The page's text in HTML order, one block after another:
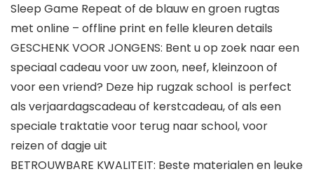
Sleep Game Repeat of de blauw en groen rugtas
met online – offline print en felle kleuren details
GESCHENK VOOR JONGENS: Bent u op zoek naar een
speciaal cadeau voor uw zoon, neef, kleinzoon of
voor een vriend? Deze hip rugzak school is perfect
als verjaardagscadeau of kerstcadeau, of als een
speciale traktatie voor terug naar school, voor
reizen of dagje uit
BETROUWBARE KWALITEIT: Beste materialen en leuke